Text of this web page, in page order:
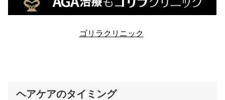
ゴリラクリニック
ヘアケアのタイミング